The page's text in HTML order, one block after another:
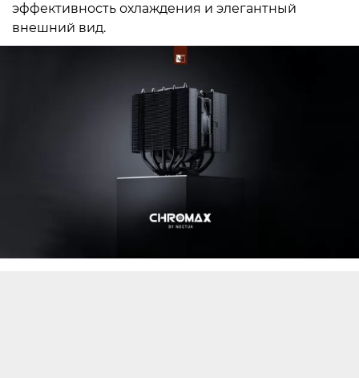
эффективность охлаждения и элегантный
внешний вид.